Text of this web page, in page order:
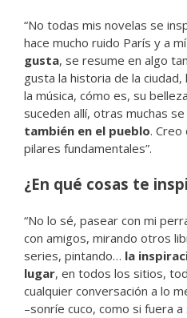
“No todas mis novelas se
hace mucho ruido París y a mí
gusta, se resume en algo
gusta la historia de la
la música, cómo es, su
suceden allí, otras muchas
también en el pueblo.
pilares fundamentales”.
¿En qué cosas te
“No lo sé, pasear con mi
con amigos, mirando otros
series, pintando… la
lugar, en todos los sitios,
cualquier conversación a lo
–sonríe cuco, como si fuera